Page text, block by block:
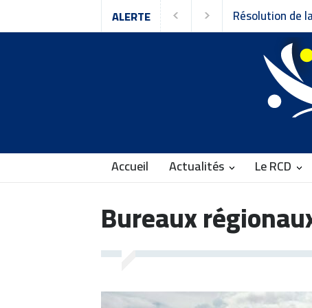
ALERTE
Accueil Actualités Le RCD
Bureaux